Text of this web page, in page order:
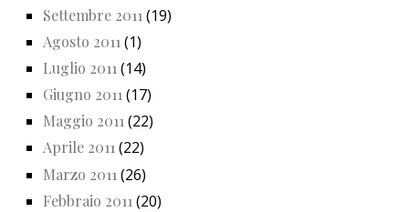
Settembre 2011 (19)
Agosto 2011 (1)
Luglio 2011 (14)
Giugno 2011 (17)
Maggio 2011(22)
Aprile 2011(22)
Marzo 2011 (26)
Febbraio 2011 (20)